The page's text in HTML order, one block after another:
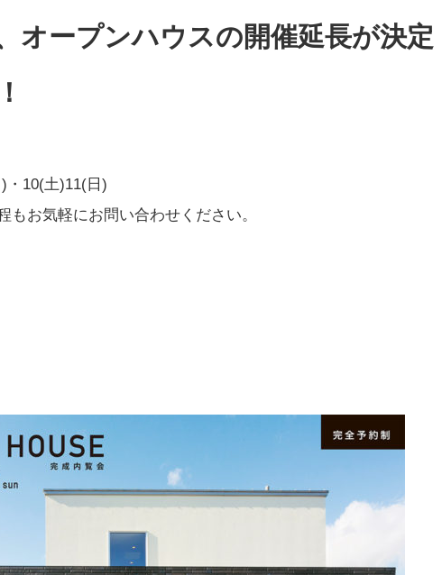
オープンハウスの開催延長が決定
・10(土)11(日)
軽にお問い合わせください。